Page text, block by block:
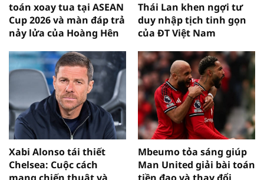
toán xoay tua tại ASEAN
Cup 2026 và màn đáp trả
nảy lửa của Hoàng Hên
Thái Lan khen ngợi tư
duy nhập tịch tinh gọn
của ĐT Việt Nam
Xabi Alonso tái thiết
Chelsea: Cuộc cách
mạng chiến thuật và
Mbeumo tỏa sáng giúp
Man United giải bài toán
tiền đạo và thay đổi